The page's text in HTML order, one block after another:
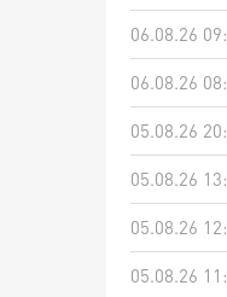
06.08.26
06.08.26
05.08.26
05.08.26
05.08.26
05.08.26